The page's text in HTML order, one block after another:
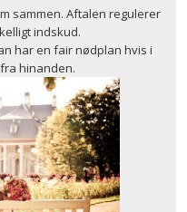
sammen. Aftalen regulerer
indskud.
har en fair nødplan hvis i
hinanden.